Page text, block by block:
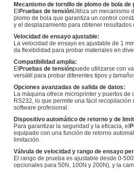
Mecanismo de tornillo de plomo de bola de
ElPruebas de tensiónUtiliza un mecanismo
plomo de bola que garantiza un control
y el desplazamiento para obtener resultados
Velocidad de ensayo ajustable:
La velocidad de ensayo es ajustable de 1
da flexibilidad para probar materiales en
Compatibilidad amplia:
ElPruebas de tensiónpuede utilizarse con
versátil para probar diferentes tipos y
Opciones avanzadas de salida de datos:
La máquina ofrece microprinter y puertos de
RS232, lo que permite una fácil recopilación
software profesional.
Dispositivo automático de retorno y de
Para garantizar la seguridad y la eficacia, el
equipado con una función de retorno
limitación.
Válvula de velocidad y rango de ensayo
El rango de prueba es ajustable desde 0-
opcionales para 50N, 100N y 200N), y la